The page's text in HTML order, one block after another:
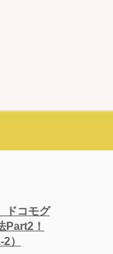
ドコモグ
Part2！
）